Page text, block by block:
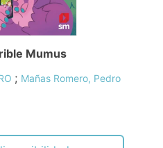
Mumus
; Mañas Romero, Pedro